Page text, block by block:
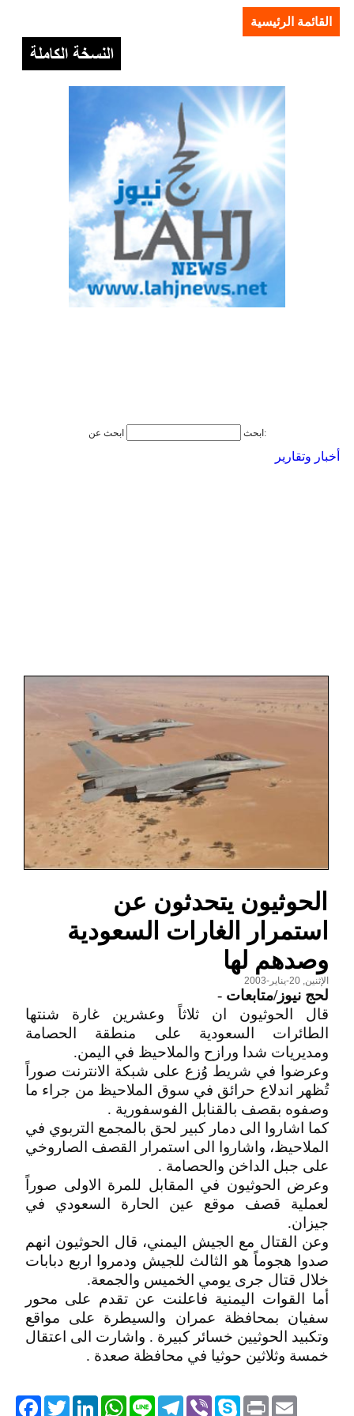
القائمة الرئيسية
ابحث ابحث عن:
أخبار وتقارير
الحوثيون يتحدثون عن
استمرار الغارات السعودية
وصدهم لها
الإثنين, 20-يناير-2003
لحج نيوز/متابعات -
قال الحوثيون ان ثلاثاً وعشرين غارة شنتها
الطائرات السعودية على منطقة الحصامة
ومديريات شدا ورازح والملاحيظ في اليمن.
وعرضوا في شريط وُزع على شبكة الانترنت صوراً
تُظهر اندلاع حرائق في سوق الملاحيظ من جراء ما
وصفوه بقصف بالقنابل الفوسفورية .
كما اشاروا الى دمار كبير لحق بالمجمع التربوي في
الملاحيظ، واشاروا الى استمرار القصف الصاروخي
على جبل الداخن والحصامة .
وعرض الحوثيون في المقابل للمرة الاولى صوراً
لعملية قصف موقع عين الحارة السعودي في
جيزان.
وعن القتال مع الجيش اليمني، قال الحوثيون انهم
صدوا هجوماً هو الثالث للجيش ودمروا اربع دبابات
خلال قتال جرى يومي الخميس والجمعة.
أما القوات اليمنية فاعلنت عن تقدم على محور
سفيان بمحافظة عمران والسيطرة على مواقع
وتكبيد الحوثيين خسائر كبيرة . واشارت الى اعتقال
خمسة وثلاثين حوثيا في محافظة صعدة .
TwitterLinkedIn
WhatsApp Line
Telegram ViberSkype PrintEmail